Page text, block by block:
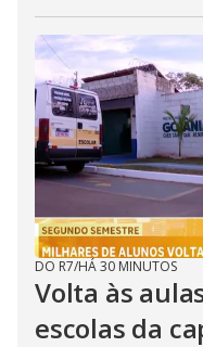
DO R7/HÁ 30 MINUTOS
Volta às
escolas da